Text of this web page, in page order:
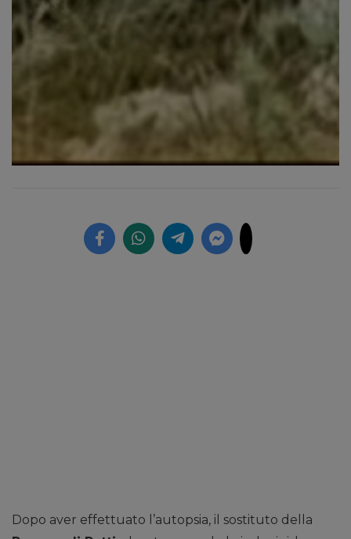
Dopo aver effettuato l’autopsia, il sostituto della